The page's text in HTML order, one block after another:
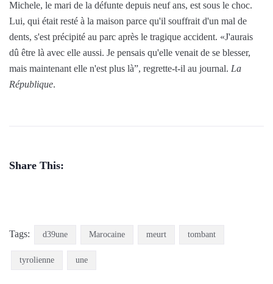
Michele, le mari de la défunte depuis neuf ans, est sous le choc.
Lui, qui était resté à la maison parce qu'il souffrait d'un mal de
dents, s'est précipité au parc après le tragique accident. «J'aurais
dû être là avec elle aussi. Je pensais qu'elle venait de se blesser,
mais maintenant elle n'est plus là”, regrette-t-il au journal. La
République.
Share This:
Tags: d39une Marocaine meurt tombant
tyrolienne une